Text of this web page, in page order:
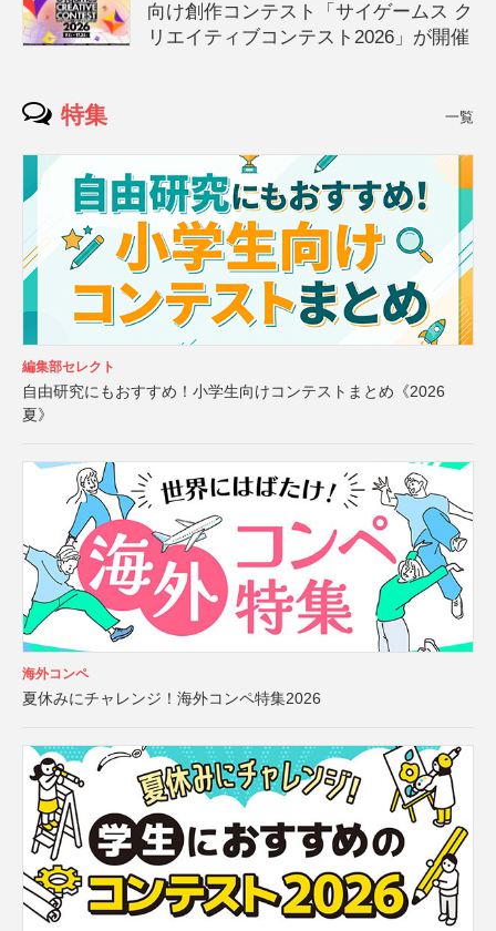
向け創作コンテスト「サイゲームス ク
リエイティブコンテスト2026」が開催
特集 一覧
編集部セレクト
自由研究にもおすすめ！小学生向けコンテストまとめ《2026
夏》
海外コンペ
夏休みにチャレンジ！海外コンペ特集2026